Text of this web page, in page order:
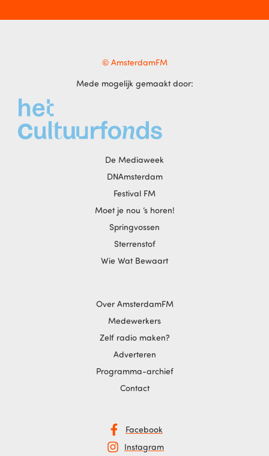
© AmsterdamFM
Mede mogelijk gemaakt door:
De Mediaweek
DNAmsterdam
Festival FM
Moet je nou ‘s horen!
Springvossen
Sterrenstof
Wie Wat Bewaart
Over AmsterdamFM
Medewerkers
Zelf radio maken?
Adverteren
Programma-archief
Contact
Facebook
Instagram